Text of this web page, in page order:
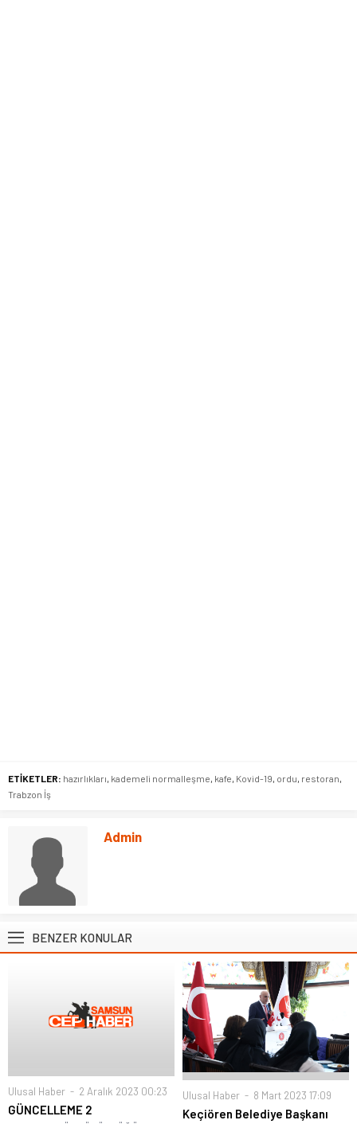
ETİKETLER: hazırlıkları, kademeli normalleşme, kafe, Kovid-19, ordu, restoran,
Trabzon İş
Admin
BENZER KONULAR
Ulusal Haber 2 Aralık 2023 00:23
GÜNCELLEME 2
Ulusal Haber 8 Mart 2023 17:09
Keçiören Belediye Başkanı